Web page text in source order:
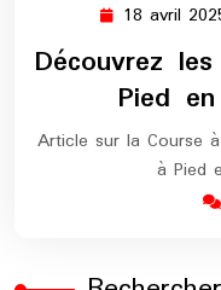
18 avril
Découvrez
Pied
Article sur la Course
à Pied